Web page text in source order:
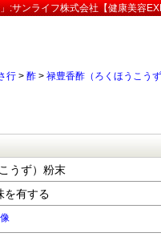
:サンライフ株式会社【健康美容
行 > 酢 > 禄豊香酢（ろくほうこう
うず）粉末
を有する